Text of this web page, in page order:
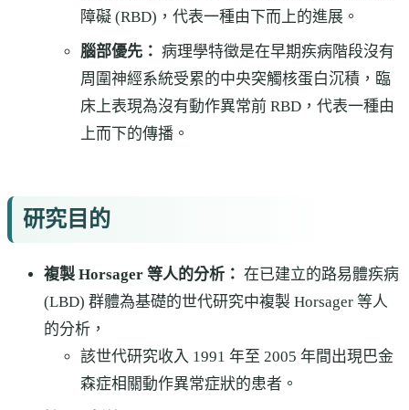
障礙 (RBD)，代表一種由下而上的進展。
腦部優先： 病理學特徵是在早期疾病階段沒有
周圍神經系統受累的中央突觸核蛋白沉積，臨
床上表現為沒有動作異常前 RBD，代表一種由
上而下的傳播。
研究目的
複製 Horsager 等人的分析： 在已建立的路易體疾病
(LBD) 群體為基礎的世代研究中複製 Horsager 等人
的分析，
該世代研究收入 1991 年至 2005 年間出現巴金
森症相關動作異常症狀的患者。